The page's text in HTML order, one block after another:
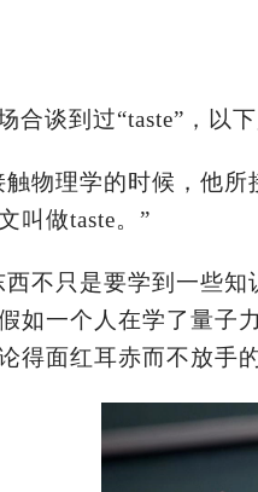
合谈到过“taste”，以
物理学的时候，他
叫做taste。”
西不只是要学到一些
如一个人在学了量子
得面红耳赤而不放手